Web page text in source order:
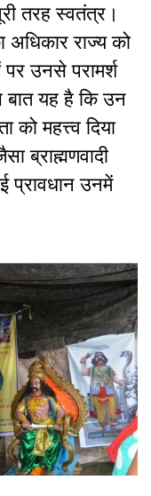
तरह स्वतंत्र।
राज्य को
उनसे परामर्श
यह है कि उन
महत्त्व दिया
ब्राह्मणवादी
प्रावधान उनमें